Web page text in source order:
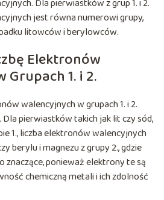
Dla pierwiastków z grup 1. i 2.
jest równa numerowi grupy,
litowców i berylowców.
Elektronów
Grupach 1. i 2.
walencyjnych w grupach 1. i 2.
pierwiastków takich jak lit czy sód,
1., liczba elektronów walencyjnych
berylu i magnezu z grupy 2., gdzie
znaczące, ponieważ elektrony te są
chemiczną metali i ich zdolność